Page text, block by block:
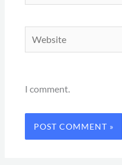
Website
I comment.